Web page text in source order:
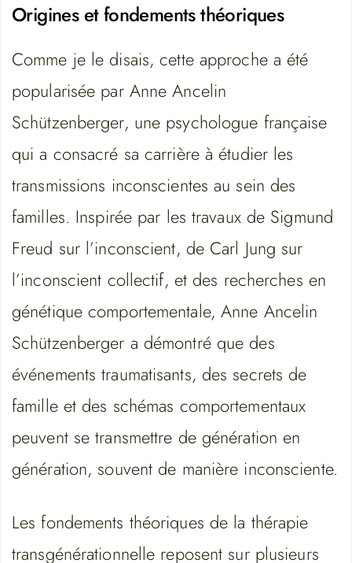
Origines et fondements théoriques
Comme je le disais, cette approche a été
popularisée par Anne Ancelin
Schützenberger, une psychologue française
qui a consacré sa carrière à étudier les
transmissions inconscientes au sein des
familles. Inspirée par les travaux de Sigmund
Freud sur l’inconscient, de Carl Jung sur
l’inconscient collectif, et des recherches en
génétique comportementale, Anne Ancelin
Schützenberger a démontré que des
événements traumatisants, des secrets de
famille et des schémas comportementaux
peuvent se transmettre de génération en
génération, souvent de manière inconsciente.
Les fondements théoriques de la thérapie
transgénérationnelle reposent sur plusieurs